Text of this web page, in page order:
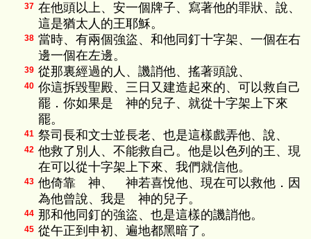
37 在他頭以上、安一個牌子、寫著他的罪狀、說、
這是猶太人的王耶穌。
38 當時、有兩個強盜、和他同釘十字架、一個在右
邊一個在左邊。
39 從那裏經過的人、譏誚他、搖著頭說、
40 你這拆毀聖殿、三日又建造起來的、可以救自己
罷．你如果是 神的兒子、就從十字架上下來
罷。
41 祭司長和文士並長老、也是這樣戲弄他、說、
42 他救了別人、不能救自己。他是以色列的王、現
在可以從十字架上下來、我們就信他。
43 他倚靠 神、 神若喜悅他、現在可以救他．因
為他曾說、我是 神的兒子。
44 那和他同釘的強盜、也是這樣的譏誚他。
45 從午正到申初、遍地都黑暗了。